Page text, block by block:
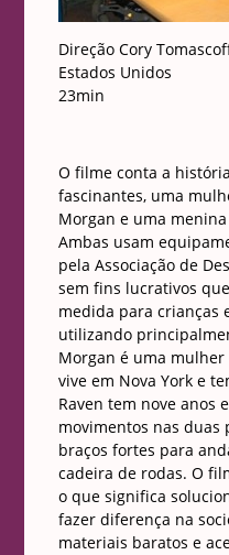
Direção Cory
Estados Unidos
23min
O filme conta a
fascinantes, uma
Morgan e uma menina
Ambas usam
pela Associação de
sem fins lucrativos
medida para crianças
utilizando
Morgan é uma
vive em Nova York e
Raven tem nove anos
movimentos nas duas
braços fortes para
cadeira de rodas. O
o que significa
fazer diferença na
materiais baratos e